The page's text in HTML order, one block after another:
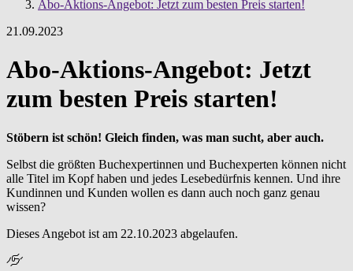
Abo-Aktions-Angebot: Jetzt zum besten Preis starten!
21.09.2023
Abo-Aktions-Angebot: Jetzt
zum besten Preis starten!
Stöbern ist schön! Gleich finden, was man sucht, aber auch.
Selbst die größten Buchexpertinnen und Buchexperten können nicht
alle Titel im Kopf haben und jedes Lesebedürfnis kennen. Und ihre
Kundinnen und Kunden wollen es dann auch noch ganz genau
wissen?
Dieses Angebot ist am 22.10.2023 abgelaufen.